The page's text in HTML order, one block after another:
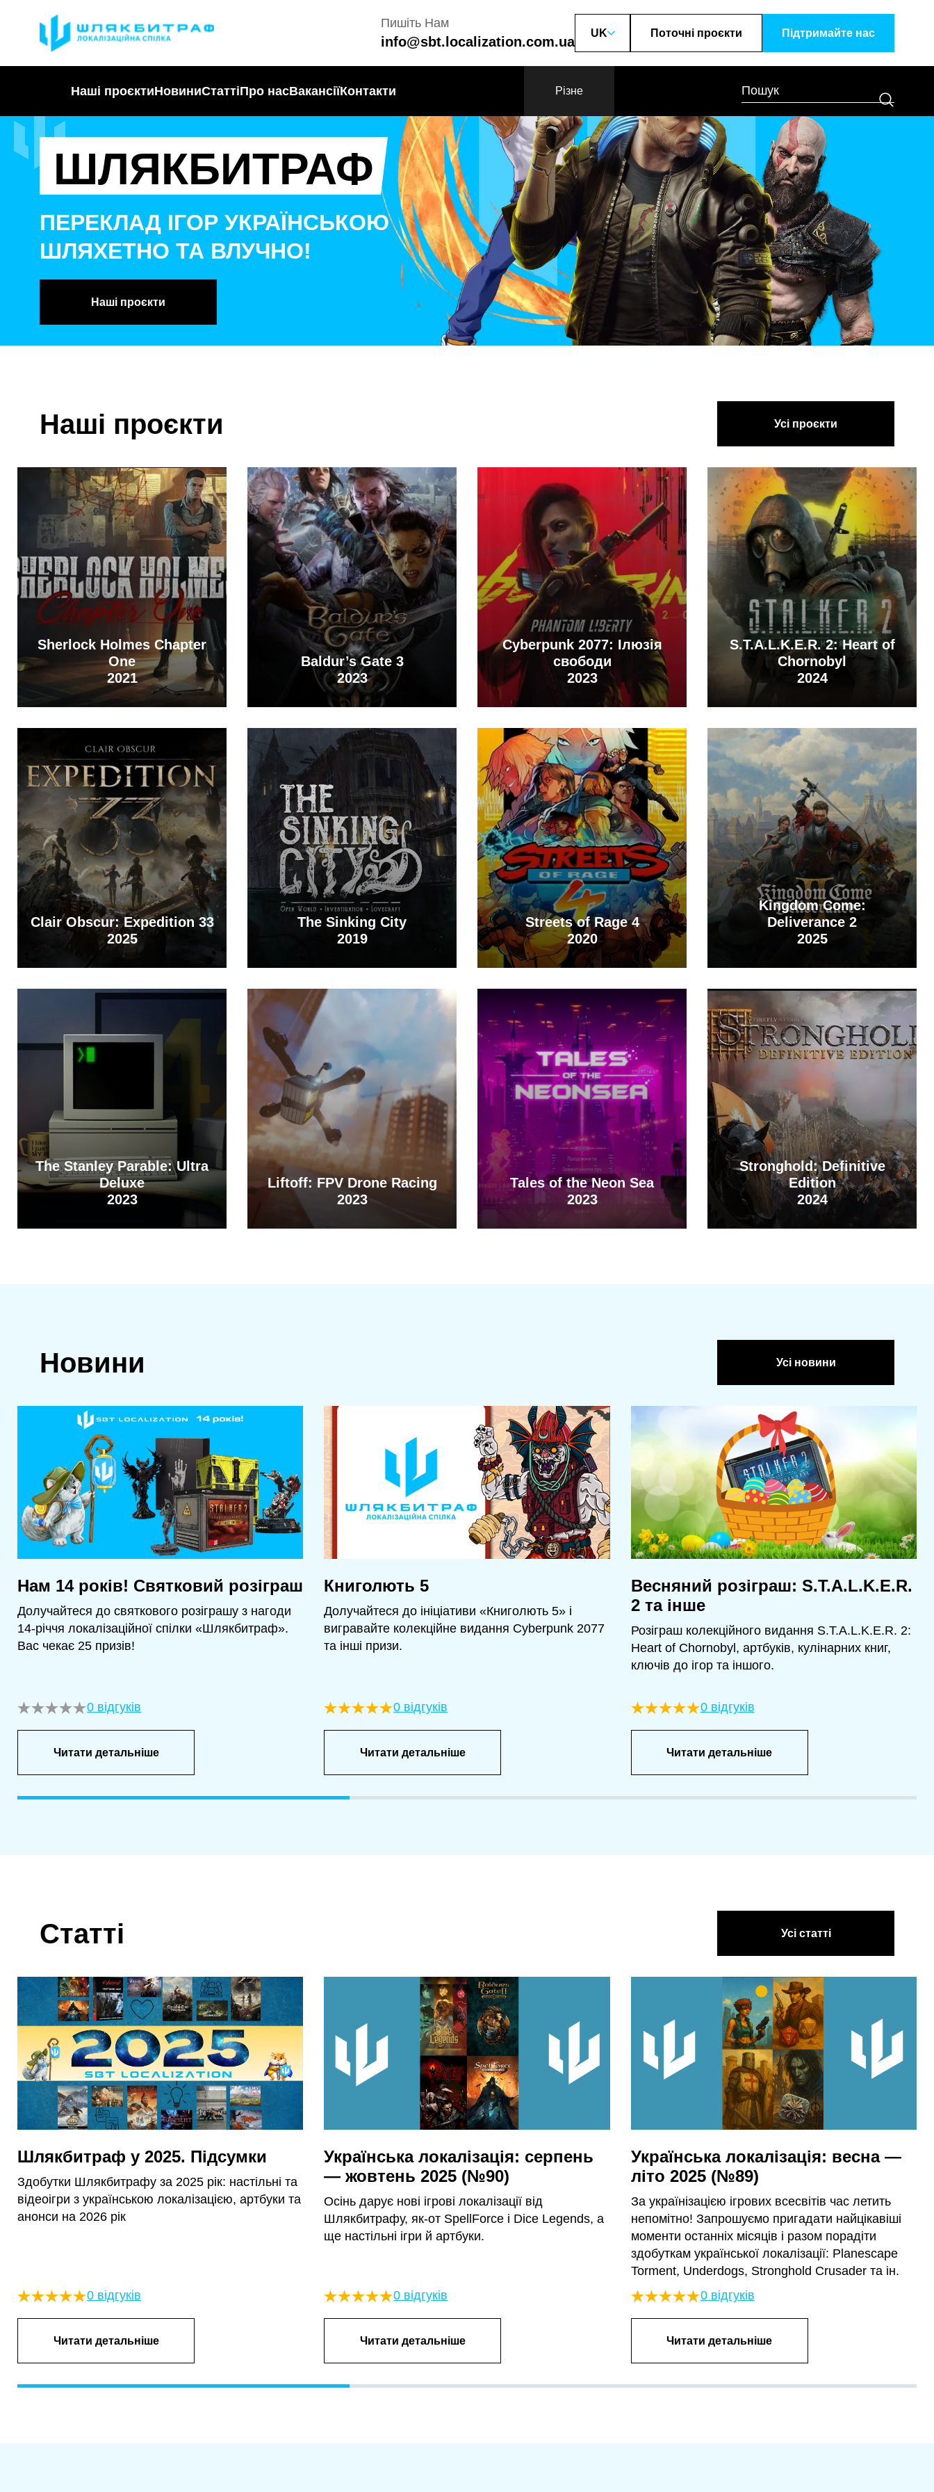
Пишіть Нам
info@sbt.localization.com.ua
UK Поточні проєкти Підтримайте наc
Наші проєктиНовиниСтаттіПро насВакансіїКонтакти Різне
ШЛЯКБИТРАФ
ПЕРЕКЛАД ІГОР УКРАЇНСЬКОЮ
ШЛЯХЕТНО ТА ВЛУЧНО!
Наші проєкти
Наші проєкти Усі проєкти
Sherlock Holmes Chapter
One
2021
Baldur’s Gate 3
2023
Cyberpunk 2077: Ілюзія
свободи
2023
S.T.A.L.K.E.R. 2: Heart of
Chornobyl
2024
Clair Obscur: Expedition 33
2025
The Sinking City
2019
Streets of Rage 4
2020
Kingdom Come:
Deliverance 2
2025
The Stanley Parable: Ultra
Deluxe
2023
Liftoff: FPV Drone Racing
2023
Tales of the Neon Sea
2023
Stronghold: Definitive
Edition
2024
Новини Усі новини
Нам 14 років! Святковий розіграш
Долучайтеся до святкового розіграшу з нагоди
14-річчя локалізаційної спілки «Шлякбитраф».
Вас чекає 25 призів!
0 відгуків
Читати детальніше
Книголють 5
Долучайтеся до ініціативи «Книголють 5» і
вигравайте колекційне видання Cyberpunk 2077
та інші призи.
0 відгуків
Читати детальніше
Весняний розіграш: S.T.A.L.K.E.R.
2 та інше
Розіграш колекційного видання S.T.A.L.K.E.R. 2:
Heart of Chornobyl, артбуків, кулінарних книг,
ключів до ігор та іншого.
0 відгуків
Читати детальніше
Статті Усі статті
Шлякбитраф у 2025. Підсумки
Здобутки Шлякбитрафу за 2025 рік: настільні та
відеоігри з українською локалізацією, артбуки та
анонси на 2026 рік
0 відгуків
Читати детальніше
Українська локалізація: серпень
— жовтень 2025 (№90)
Осінь дарує нові ігрові локалізації від
Шлякбитрафу, як-от SpellForce і Dice Legends, а
ще настільні ігри й артбуки.
0 відгуків
Читати детальніше
Українська локалізація: весна —
літо 2025 (№89)
За українізацією ігрових всесвітів час летить
непомітно! Запрошуємо пригадати найцікавіші
моменти останніх місяців і разом порадіти
здобуткам української локалізації: Planescape
Torment, Underdogs, Stronghold Crusader та ін.
0 відгуків
Читати детальніше